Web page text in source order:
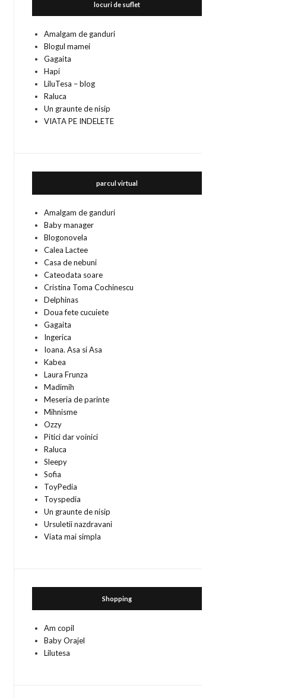
locuri de suflet
Amalgam de ganduri
Blogul mamei
Gagaita
Hapi
LiluTesa – blog
Raluca
Un graunte de nisip
VIATA PE INDELETE
parcul virtual
Amalgam de ganduri
Baby manager
Blogonovela
Calea Lactee
Casa de nebuni
Cateodata soare
Cristina Toma Cochinescu
Delphinas
Doua fete cucuiete
Gagaita
Ingerica
Ioana. Asa si Asa
Kabea
Laura Frunza
Madimih
Meseria de parinte
Mihnisme
Ozzy
Pitici dar voinici
Raluca
Sleepy
Sofia
ToyPedia
Toyspedia
Un graunte de nisip
Ursuletii nazdravani
Viata mai simpla
Shopping
Am copil
Baby Orajel
Lilutesa